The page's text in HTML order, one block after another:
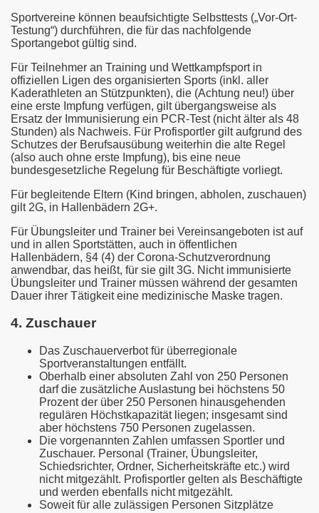
Sportvereine können beaufsichtigte Selbsttests („Vor-Ort-
Testung“) durchführen, die für das nachfolgende
Sportangebot gültig sind.
Für Teilnehmer an Training und Wettkampfsport in
offiziellen Ligen des organisierten Sports (inkl. aller
Kaderathleten an Stützpunkten), die (Achtung neu!) über
eine erste Impfung verfügen, gilt übergangsweise als
Ersatz der Immunisierung ein PCR-Test (nicht älter als 48
Stunden) als Nachweis. Für Profisportler gilt aufgrund des
Schutzes der Berufsausübung weiterhin die alte Regel
(also auch ohne erste Impfung), bis eine neue
bundesgesetzliche Regelung für Beschäftigte vorliegt.
Für begleitende Eltern (Kind bringen, abholen, zuschauen)
gilt 2G, in Hallenbädern 2G+.
Für Übungsleiter und Trainer bei Vereinsangeboten ist auf
und in allen Sportstätten, auch in öffentlichen
Hallenbädern, §4 (4) der Corona-Schutzverordnung
anwendbar, das heißt, für sie gilt 3G. Nicht immunisierte
Übungsleiter und Trainer müssen während der gesamten
Dauer ihrer Tätigkeit eine medizinische Maske tragen.
4. Zuschauer
Das Zuschauerverbot für überregionale
Sportveranstaltungen entfällt.
Oberhalb einer absoluten Zahl von 250 Personen
darf die zusätzliche Auslastung bei höchstens 50
Prozent der über 250 Personen hinausgehenden
regulären Höchstkapazität liegen; insgesamt sind
aber höchstens 750 Personen zugelassen.
Die vorgenannten Zahlen umfassen Sportler und
Zuschauer. Personal (Trainer, Übungsleiter,
Schiedsrichter, Ordner, Sicherheitskräfte etc.) wird
nicht mitgezählt. Profisportler gelten als Beschäftigte
und werden ebenfalls nicht mitgezählt.
Soweit für alle zulässigen Personen Sitzplätze